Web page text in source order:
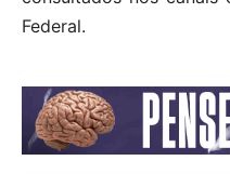
Federal.